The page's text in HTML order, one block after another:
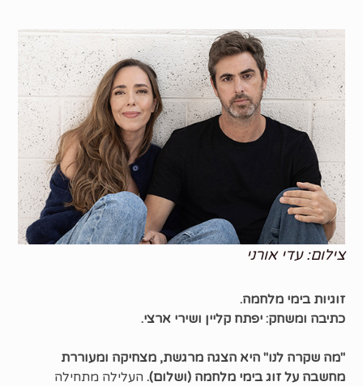
צילום: עדי אורני
זוגיות בימי מלחמה.
כתיבה ומשחק: יפתח קליין ושירי ארצי.
"מה שקרה לנו" היא הצגה מרגשת, מצחיקה ומעוררת
מחשבה על זוג בימי מלחמה (ושלום). העלילה מתחילה